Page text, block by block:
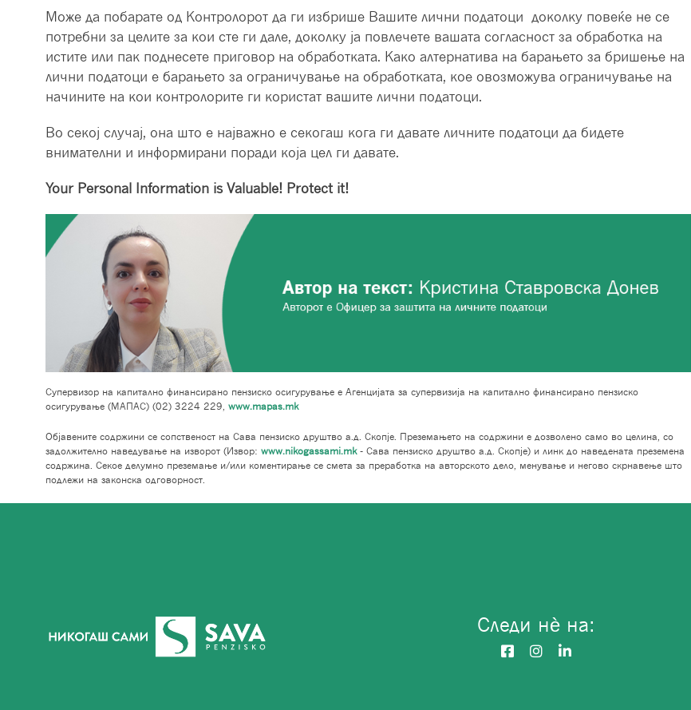
Може да побарате од Контролорот да ги избрише Вашите лични податоци доколку повеќе не се
потребни за целите за кои сте ги дале, доколку ја повлечете вашата согласност за обработка на
истите или пак поднесете приговор на обработката. Како алтернатива на барањето за бришење на
лични податоци е барањето за ограничување на обработката, кое овозможува ограничување на
начините на кои контролорите ги користат вашите лични податоци.
Во секој случај, она што е најважно е секогаш кога ги давате личните податоци да бидете
внимателни и информирани поради која цел ги давате.
Your Personal Information is Valuable! Protect it!
Супервизор на капитално финансирано пензиско осигурување е Агенцијата за супервизија на капитално финансирано пензиско
осигурување (МАПАС) (02) 3224 229, www.mapas.mk
Објавените содржини се сопственост на Сава пензиско друштво а.д. Скопје. Преземањето на содржини е дозволено само во целина, со
задолжително наведување на изворот (Извор: www.nikogassami.mk- Сава пензиско друштво а.д. Скопје) и линк до наведената преземена
содржина. Секое делумно преземање и/или коментирање се смета за преработка на авторското дело, менување и негово скрнавење што
подлежи на законска одговорност.
Следи нѐ на: